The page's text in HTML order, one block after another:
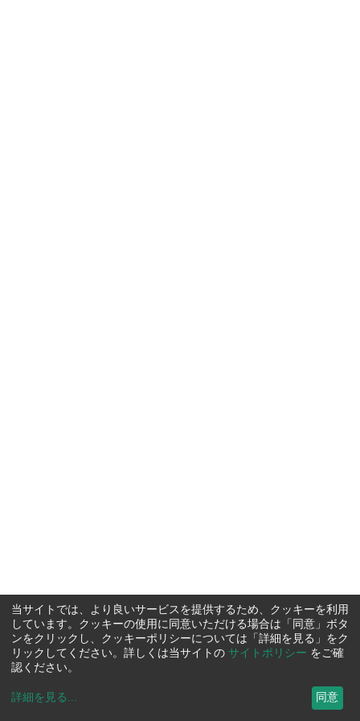
当サイトでは、より良いサービスを提供するため、クッキーを利用
しています。クッキーの使用に同意いただける場合は「同意」ボタ
ンをクリックし、クッキーポリシーについては「詳細を見る」をク
リックしてください。詳しくは当サイトの サイトポリシー をご確
認ください。
詳細を見る ... 同意